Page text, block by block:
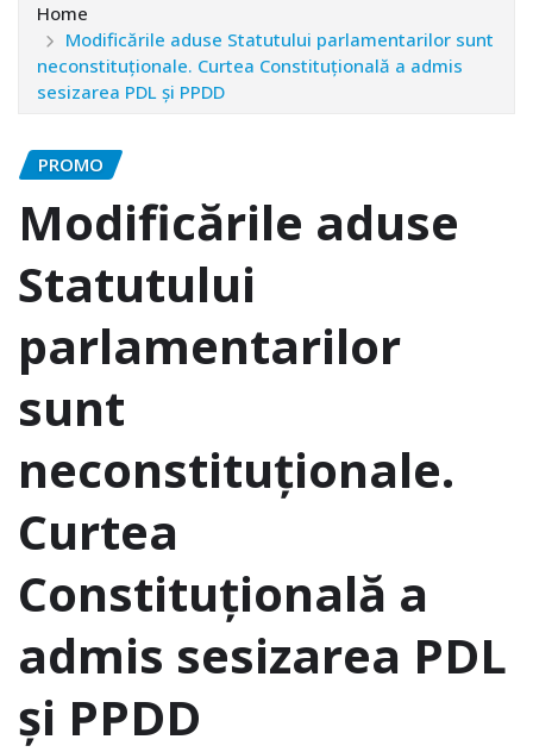
Home
Modificările aduse Statutului parlamentarilor sunt
neconstituţionale. Curtea Constituţională a admis
sesizarea PDL şi PPDD
PROMO
Modificările aduse
Statutului
parlamentarilor
sunt
neconstituţionale.
Curtea
Constituţională a
admis sesizarea PDL
şi PPDD